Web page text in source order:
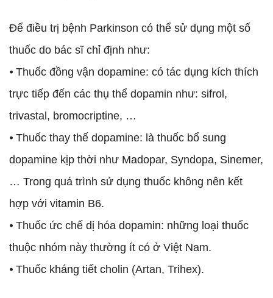
Để điều trị bệnh Parkinson có thể sử dụng một số
thuốc do bác sĩ chỉ định như:
⦁ Thuốc đồng vận dopamine: có tác dụng kích thích
trực tiếp đến các thụ thể dopamin như: sifrol,
trivastal, bromocriptine, …
⦁ Thuốc thay thế dopamine: là thuốc bổ sung
dopamine kịp thời như Madopar, Syndopa, Sinemer,
… Trong quá trình sử dụng thuốc không nên kết
hợp với vitamin B6.
⦁ Thuốc ức chế dị hóa dopamin: những loại thuốc
thuộc nhóm này thường ít có ở Việt Nam.
⦁ Thuốc kháng tiết cholin (Artan, Trihex).